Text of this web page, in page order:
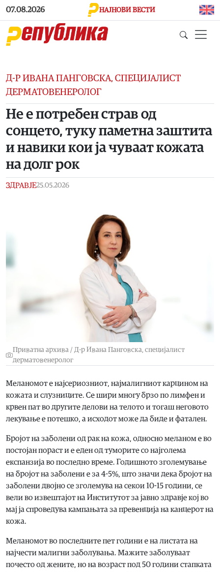
Skip to main content
07.08.2026 НАЈНОВИ ВЕСТИ
Д-Р ИВАНА ПАНГОВСКА, СПЕЦИЈАЛИСТ
ДЕРМАТОВЕНЕРОЛОГ
Не е потребен страв од
сонцето, туку паметна заштита
и навики кои ја чуваат кожата
на долг рок
ЗДРАВЈЕ25.05.2026
Приватна архива / Д-р Ивана Панговска, специјалист
дерматовенеролог
Меланомот е најсериозниот, најмалигниот карцином на
кожата и слузниците. Се шири многу брзо по лимфен и
крвен пат во другите делови на телото и тогаш неговото
лекување е потешко, a исходот може да биде и фатален.
Бројот на заболени од рак на кожа, односно меланом е во
постојан пораст и е еден од туморите со најголема
експанзија во последно време. Годишното зголемување
на бројот на заболени е за 4-5%, што значи дека бројот на
заболени двојно се зголемува на секои 10-15 години, се
вели во извештајот на Институтот за јавно здравје кој во
мај ја спроведува кампањата за превенција на канцерот на
кожа.
Меланомот во последните пет години е на листата на
најчести малигни заболувања. Мажите заболуваат
почесто од жените, но на возраст под 50 години стапката